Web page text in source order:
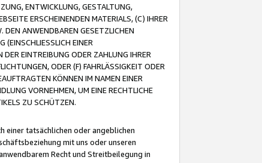
ENTWICKLUNG, GESTALTUNG,
ERSCHEINENDEN MATERIALS, (C) IHRER
ANWENDBAREN GESETZLICHEN
(EINSCHLIESSLICH EINER
EINTREIBUNG ODER ZAHLUNG IHRER
ODER (F) FAHRLÄSSIGKEIT ODER
KÖNNEN IM NAMEN EINER
VORNEHMEN, UM EINE RECHTLICHE
ZU SCHÜTZEN.
einer tatsächlichen oder angeblichen
mit uns oder unseren
Recht und Streitbeilegung in